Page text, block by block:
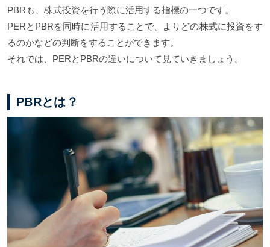
PBRも、株式投資を行う際に活用する指標の一つです。
PERとPBRを同時に活用することで、よりどの株式に投資をす
るのかなどの判断をすることができます。
それでは、PERとPBRの違いについて見ていきましょう。
PBRとは？